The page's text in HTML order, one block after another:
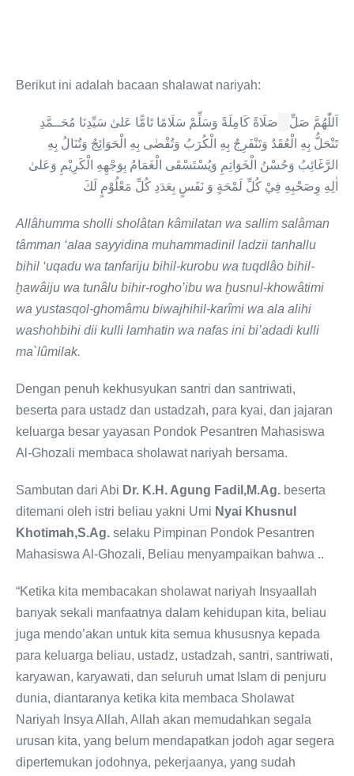
Berikut ini adalah bacaan shalawat nariyah:
اَللّٰهُمَّ صَلِّ
صَلَاةً كَامِلَةً وَسَلِّمْ سَلَامًا تَامًّا عَلىٰ سَيِّدِنَا مُحَــمَّدِ
تَنْحَلُّ بِهِ الْعُقَدُ وَتَنْفَرِجُ بِهِ الْكُرَبُ وَتُقْضٰى بِهِ الْحَوَائِجُ وَتُنَالُ بِهِ
الرَّغَائِبُ وَحُسْنُ الْخَوَاتِمِ وَيُسْتَسْقَى الْغَمَامُ بِوَجْهِهِ الْكَرِيْمِ وَعَلىٰ
اٰلِهِ وِصَحْبِهِ فِيْ كُلِّ لَمْحَةٍ وَ نَفَسٍ بِعَدَدِ كُلِّ مَعْلُوْمٍ لَكَ
Allâhumma sholli sholâtan kâmilatan wa sallim salâman
tâmman ‘alaa sayyidina muhammadinil ladzii tanhallu
bihil ‘uqadu wa tanfariju bihil-kurobu wa tuqdlâo bihil-
ḫawâiju wa tunâlu bihir-rogho’ibu wa ḫusnul-khowâtimi
wa yustasqol-ghomâmu biwajhihil-karîmi wa ala alihi
washohbihi dii kulli lamhatin wa nafas ini bi’adadi kulli
ma`lûmilak.
Dengan penuh kekhusyukan santri dan santriwati,
beserta para ustadz dan ustadzah, para kyai, dan jajaran
keluarga besar yayasan Pondok Pesantren Mahasiswa
Al-Ghozali membaca sholawat nariyah bersama.
Sambutan dari Abi Dr. K.H. Agung Fadil,M.Ag. beserta
ditemani oleh istri beliau yakni Umi Nyai Khusnul
Khotimah,S.Ag. selaku Pimpinan Pondok Pesantren
Mahasiswa Al-Ghozali, Beliau menyampaikan bahwa ..
“Ketika kita membacakan sholawat nariyah Insyaallah
banyak sekali manfaatnya dalam kehidupan kita, beliau
juga mendo’akan untuk kita semua khususnya kepada
para keluarga beliau, ustadz, ustadzah, santri, santriwati,
karyawan, karyawati, dan seluruh umat Islam di penjuru
dunia, diantaranya ketika kita membaca Sholawat
Nariyah Insya Allah, Allah akan memudahkan segala
urusan kita, yang belum mendapatkan jodoh agar segera
dipertemukan jodohnya, pekerjaanya, yang sudah